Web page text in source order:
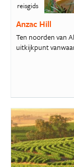
reisgids
Anzac Hill
Ten noorden van
uitkijkpunt